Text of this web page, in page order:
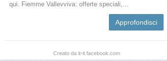
qui. Fiemme Vallevviva: offerte speciali,...
Approfondisci
Creato da it-it.facebook.com